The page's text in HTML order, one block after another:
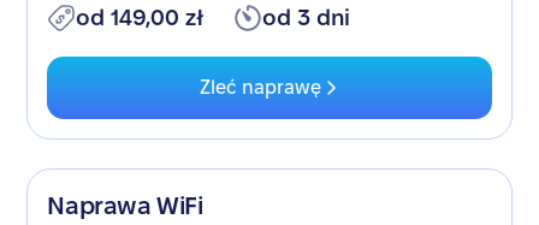
od 149,00 zł od 3 dni
Zleć naprawę
Naprawa WiFi